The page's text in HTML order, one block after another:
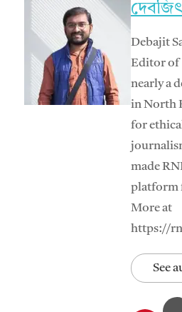
Debajit
Editor of
nearly a
in North
for
made
platform
More at
https://
See